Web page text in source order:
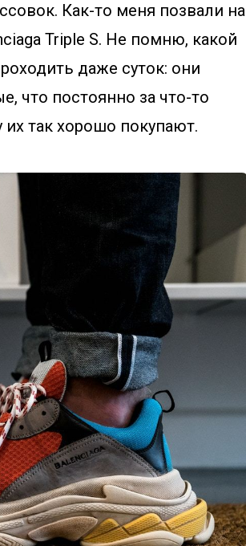
Как-то меня позвали на
Triple S. Не помню, какой
даже суток: они
что постоянно за что-то
так хорошо покупают.